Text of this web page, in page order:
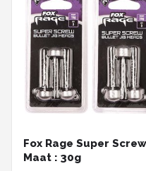
Fox Rage Super
Maat : 30g